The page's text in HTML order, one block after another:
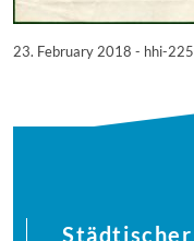
23. February 2018 - hhi-225